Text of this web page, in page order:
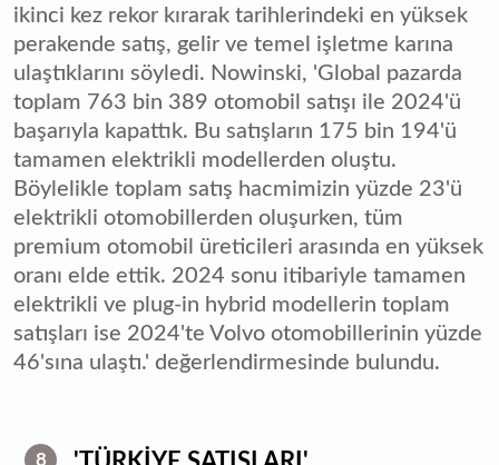
ikinci kez rekor kırarak tarihlerindeki en yüksek
perakende satış, gelir ve temel işletme karına
ulaştıklarını söyledi. Nowinski, 'Global pazarda
toplam 763 bin 389 otomobil satışı ile 2024'ü
başarıyla kapattık. Bu satışların 175 bin 194'ü
tamamen elektrikli modellerden oluştu.
Böylelikle toplam satış hacmimizin yüzde 23'ü
elektrikli otomobillerden oluşurken, tüm
premium otomobil üreticileri arasında en yüksek
oranı elde ettik. 2024 sonu itibariyle tamamen
elektrikli ve plug-in hybrid modellerin toplam
satışları ise 2024'te Volvo otomobillerinin yüzde
46'sına ulaştı.' değerlendirmesinde bulundu.
8